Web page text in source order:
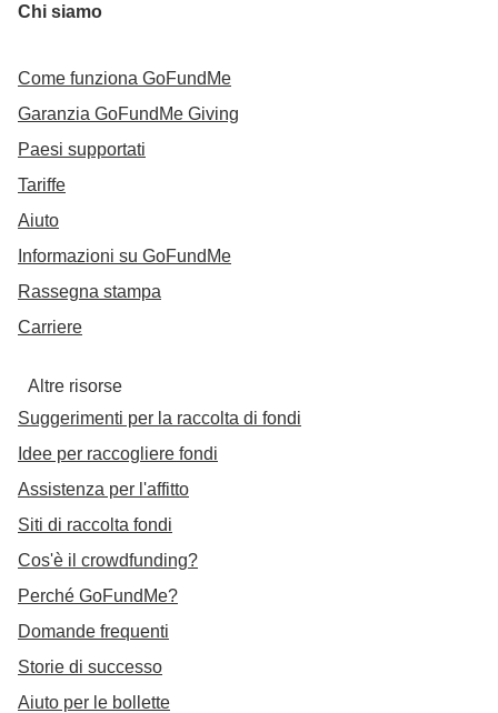
Chi siamo
Come funziona GoFundMe
Garanzia GoFundMe Giving
Paesi supportati
Tariffe
Aiuto
Informazioni su GoFundMe
Rassegna stampa
Carriere
Altre risorse
Suggerimenti per la raccolta di fondi
Idee per raccogliere fondi
Assistenza per l'affitto
Siti di raccolta fondi
Cos'è il crowdfunding?
Perché GoFundMe?
Domande frequenti
Storie di successo
Aiuto per le bollette